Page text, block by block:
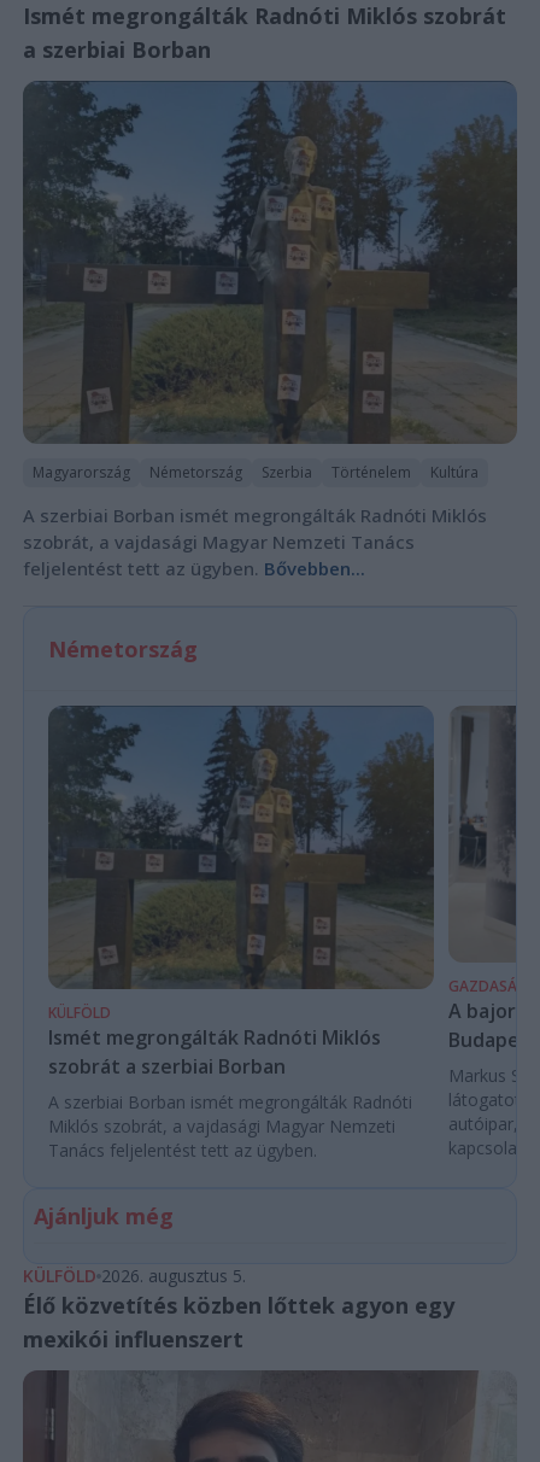
Ismét megrongálták Radnóti Miklós szobrát
a szerbiai Borban
Magyarország Németország Szerbia Történelem Kultúra
A szerbiai Borban ismét megrongálták Radnóti Miklós
szobrát, a vajdasági Magyar Nemzeti Tanács
feljelentést tett az ügyben. Bővebben...
Németország
KÜLFÖLD
Ismét megrongálták Radnóti Miklós
szobrát a szerbiai Borban
A szerbiai Borban ismét megrongálták Radnóti
Miklós szobrát, a vajdasági Magyar Nemzeti
Tanács feljelentést tett az ügyben.
GAZDASÁG
A bajor
Markus
látogatott
autóipar,
Ajánljuk még
KÜLFÖLD 2026. augusztus 5.
Élő közvetítés közben lőttek agyon egy
mexikói influenszert